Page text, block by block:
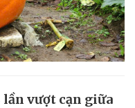
lần vượt cạn giữa